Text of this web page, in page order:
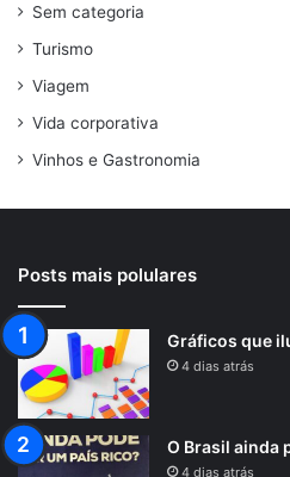
Sem categoria
Turismo
Viagem
Vida corporativa
Vinhos e Gastronomia
Posts mais polulares
Gráficos que
4 dias atrás
O Brasil ainda
4 dias atrás